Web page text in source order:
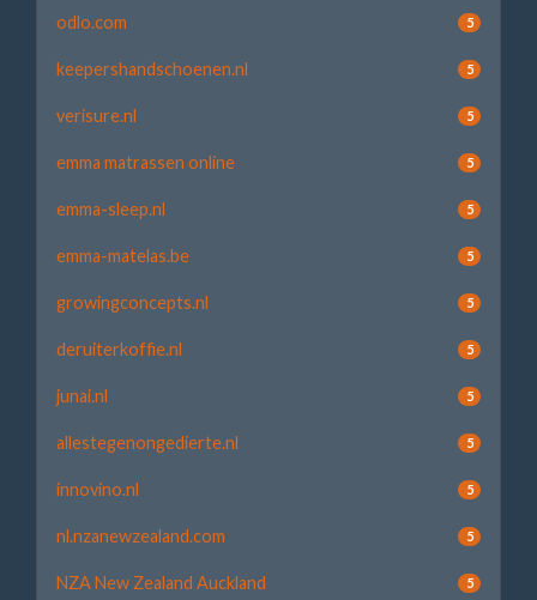
odlo.com 5
keepershandschoenen.nl 5
verisure.nl 5
emma matrassen online 5
emma-sleep.nl 5
emma-matelas.be 5
growingconcepts.nl 5
deruiterkoffie.nl 5
junai.nl 5
allestegenongedierte.nl 5
innovino.nl 5
nl.nzanewzealand.com 5
NZA New Zealand Auckland 5